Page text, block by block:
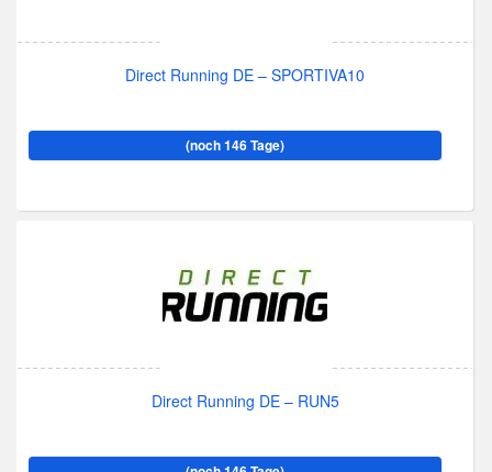
Direct Running DE – SPORTIVA10
(noch 146 Tage)
Direct Running DE – RUN5